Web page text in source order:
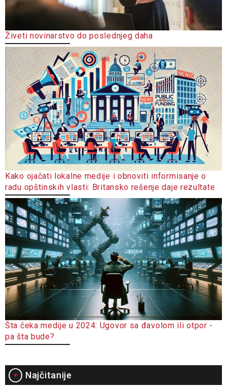
Živeti novinarstvo do poslednjeg daha
Kako ojačati lokalne medije i obnoviti informisanje o
radu opštinskih vlasti: Britansko rešenje daje rezultate
Šta čeka medije u 2024: Ugovor sa đavolom ili otpor -
pa šta bude?
Najčitanije